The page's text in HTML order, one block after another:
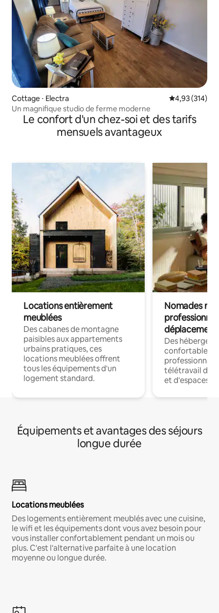
Cottage ⋅ Electra Évaluation
4,93 (314)
Un magnifique studio de ferme moderne
Le confort d'un chez-soi et des tarifs
mensuels avantageux
Locations entièrement
meublées
Des cabanes de montagne
paisibles aux appartements
urbains pratiques, ces
locations meublées offrent
tous les équipements d'un
logement standard.
Nomades
déplacement
Des
confortables
professionnels
télétravail
et d'espaces
Équipements et avantages des séjours
longue durée
Locations meublées
Des logements entièrement meublés avec une cuisine,
le wifi et les équipements dont vous avez besoin pour
vous installer confortablement pendant un mois ou
plus. C'est l'alternative parfaite à une location
moyenne ou longue durée.